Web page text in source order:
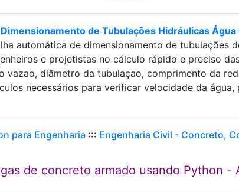
de Tubulações Hidráulicas
automática de dimensionamento de tubulações
e projetistas no cálculo rápido e preciso
vazao, diâmetro da tubulaçao, comprimento da
necessários para verificar velocidade da
para Engenharia ::: Engenharia Civil - Concreto,
de concreto armado usando Python -